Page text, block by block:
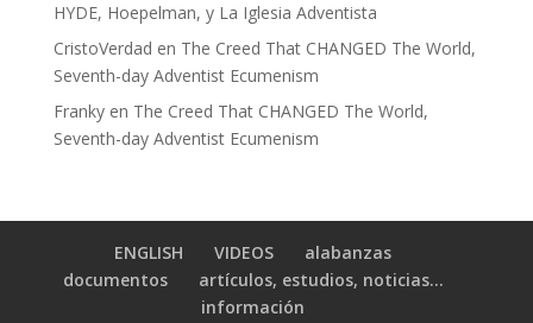
HYDE, Hoepelman, y La Iglesia Adventista
CristoVerdad en The Creed That CHANGED The World,
Seventh-day Adventist Ecumenism
Frankyen The Creed That CHANGED The World,
Seventh-day Adventist Ecumenism
ENGLISH VIDEOS
alabanzas
documentos
artículos, estudios, noticias…
información